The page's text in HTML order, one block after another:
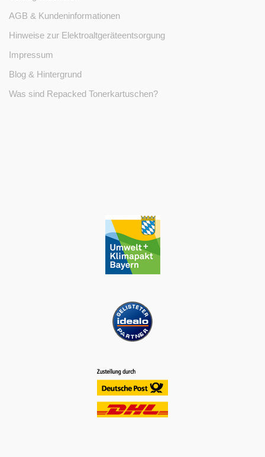
AGB & Kundeninformationen
Hinweise zur Elektroaltgeräteentsorgung
Impressum
Blog & Hintergrund
Was sind Repacked Tonerkartuschen?